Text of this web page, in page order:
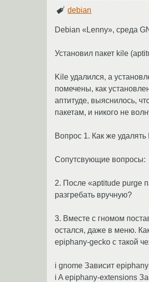
debian
Debian «Lenny», среда
Установил пакет kile
Kile удалился, а
помечены, как
аптитуде, выяснилось,
пакетам, и никого не
Вопрос 1. Как же
Сопутсвующие вопросы:
2. После «aptitude purge
разгребать вручную?
3. Вместе с гномом
остался, даже в меню.
epiphany-gecko c такой
i gnome Зависит
i A epiphany-extensions